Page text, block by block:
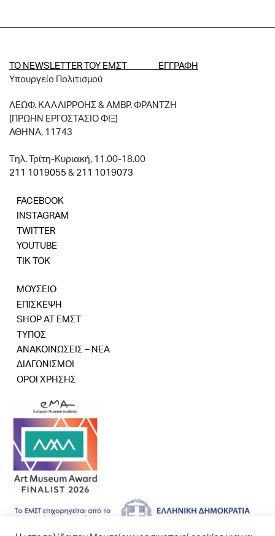
ΤΟ NEWSLETTER ΤΟΥ ΕΜΣΤ ΕΓΓΡΑΦΗ
Υπουργείο Πολιτισμού
ΛΕΩΦ. ΚΑΛΛΙΡΡΟΗΣ & ΑΜΒΡ. ΦΡΑΝΤΖΗ
(ΠΡΩΗΝ ΕΡΓΟΣΤΑΣΙΟ ΦΙΞ)
ΑΘΗΝΑ, 11743
Tηλ. Τρίτη-Κυριακή, 11.00-18.00
211 1019055 & 211 1019073
FACEBOOK
INSTAGRAM
TWITTER
YOUTUBE
TIK TOK
ΜΟΥΣΕΙΟ
ΕΠΙΣΚΕΨΗ
SHOP AT ΕΜΣΤ
ΤΥΠΟΣ
ΑΝΑΚΟΙΝΩΣΕΙΣ – ΝΕΑ
ΔΙΑΓΩΝΙΣΜΟΙ
ΟΡΟΙ ΧΡΗΣΗΣ